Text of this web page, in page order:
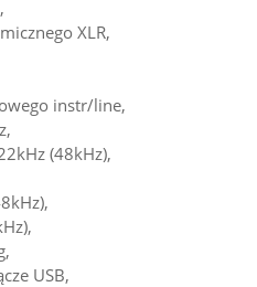
XLR,
instr/line,
(48kHz),
USB,